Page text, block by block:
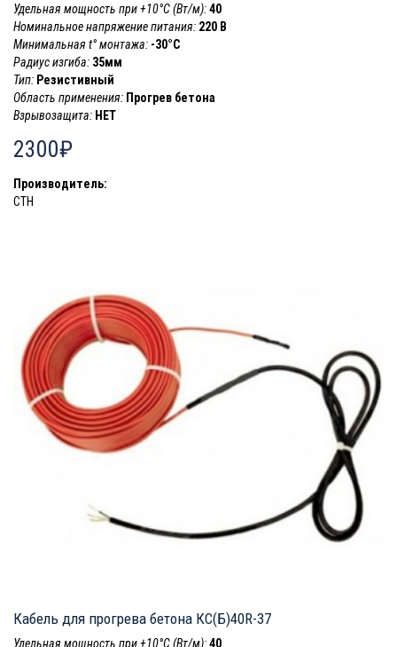
Удельная мощность при +10°С (Вт/м):40
Номинальное напряжение питания: 220 В
Минимальная t° монтажа: -30°C
Радиус изгиба: 35мм
Тип: Резистивный
Область применения: Прогрев бетона
Взрывозащита: НЕТ
2300₽
Производитель:
СТН
Кабель для прогрева бетона КС(Б)40R-37
Удельная мощность при +10°С (Вт/м):40